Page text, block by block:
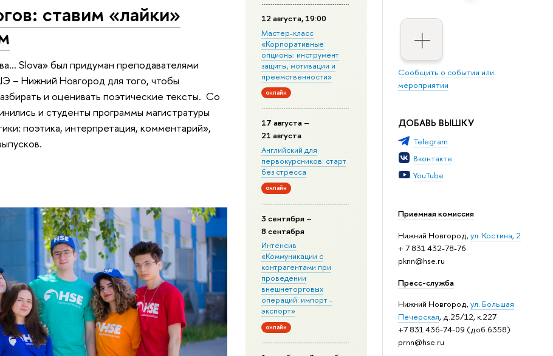
Сообщить о событии или
мероприятии
ДОБАВЬ ВЫШКУ
Telegram
Вконтакте
YouTube
Приемная комиссия
Нижний Новгород,ул. Костина, 2
+ 7 831 432-78-76
pknn@hse.ru
Пресс-служба
Нижний Новгород,ул. Большая
Печерская, д.25/12, к.227
+7 831 436-74-09 (доб.6358)
prnn@hse.ru
12 августа, 19:00
Мастер-класс
«Корпоративные
опционы: инструмент
защиты, мотивации и
преемственности»
онлайн
17 августа –
21 августа
Английский для
первокурсников: старт
без стресса
онлайн
3 сентября –
8 сентября
Интенсив
«Коммуникации с
контрагентами при
проведении
внешнеторговых
операций: импорт -
экспорт»
онлайн
ставим «лайки»
Slova» был придуман преподавателями
– Нижний Новгород для того, чтобы
и оценивать поэтические тексты. Со
и студенты программы магистратуры
поэтика, интерпретация, комментарий»,